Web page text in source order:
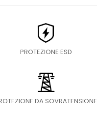
PROTEZIONE ESD
DA SOVRATENSIONE